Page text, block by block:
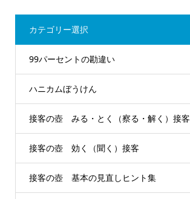
カテゴリー選択
99パーセントの勘違い
ハニカムぼうけん
接客の壺 みる・とく（察る・解く）接客
接客の壺 効く（聞く）接客
接客の壺 基本の見直しヒント集